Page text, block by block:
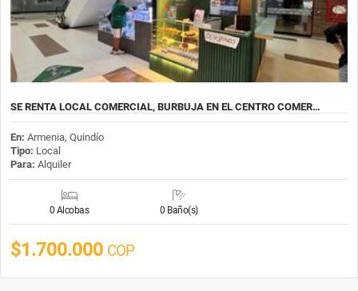
SE RENTA LOCAL COMERCIAL, BURBUJA EN EL CENTRO COMER…
En: Armenia, Quindío
Tipo: Local
Para: Alquiler
0 Alcobas 0 Baño(s)
$1.700.000 COP